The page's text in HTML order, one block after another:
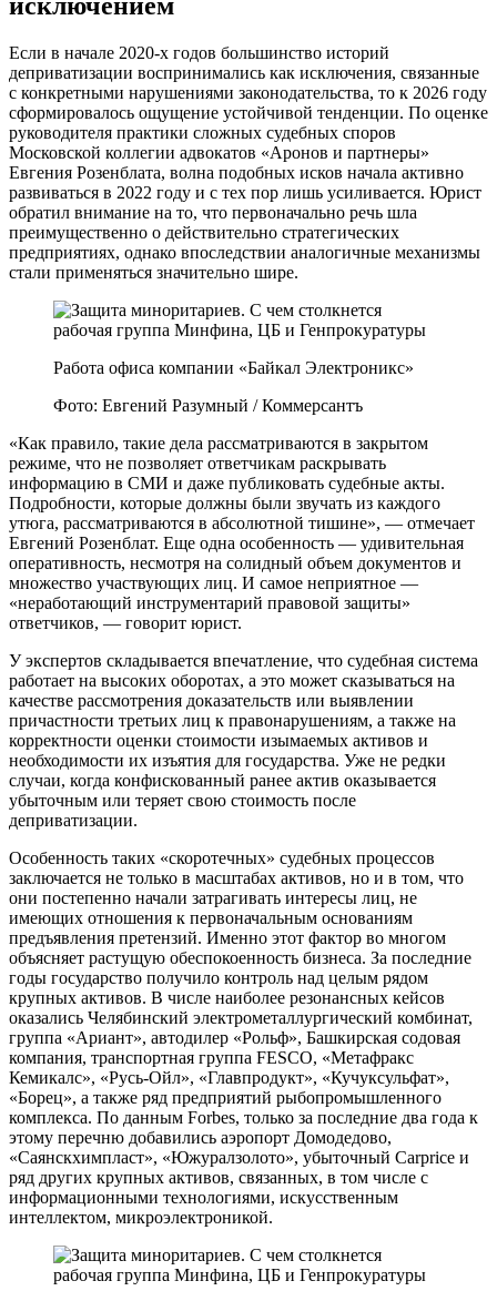
Если в начале 2020-х годов большинство историй
деприватизации воспринимались как исключения, связанные
с конкретными нарушениями законодательства, то к 2026 году
сформировалось ощущение устойчивой тенденции. По оценке
руководителя практики сложных судебных споров
Московской коллегии адвокатов «Аронов и партнеры»
Евгения Розенблата, волна подобных исков начала активно
развиваться в 2022 году и с тех пор лишь усиливается. Юрист
обратил внимание на то, что первоначально речь шла
преимущественно о действительно стратегических
предприятиях, однако впоследствии аналогичные механизмы
стали применяться значительно шире.
Работа офиса компании «Байкал Электроникс»
Фото: Евгений Разумный / Коммерсантъ
«Как правило, такие дела рассматриваются в закрытом
режиме, что не позволяет ответчикам раскрывать
информацию в СМИ и даже публиковать судебные акты.
Подробности, которые должны были звучать из каждого
утюга, рассматриваются в абсолютной тишине», — отмечает
Евгений Розенблат. Еще одна особенность — удивительная
оперативность, несмотря на солидный объем документов и
множество участвующих лиц. И самое неприятное —
«неработающий инструментарий правовой защиты»
ответчиков, — говорит юрист.
У экспертов складывается впечатление, что судебная система
работает на высоких оборотах, а это может сказываться на
качестве рассмотрения доказательств или выявлении
причастности третьих лиц к правонарушениям, а также на
корректности оценки стоимости изымаемых активов и
необходимости их изъятия для государства. Уже не редки
случаи, когда конфискованный ранее актив оказывается
убыточным или теряет свою стоимость после
деприватизации.
Особенность таких «скоротечных» судебных процессов
заключается не только в масштабах активов, но и в том, что
они постепенно начали затрагивать интересы лиц, не
имеющих отношения к первоначальным основаниям
предъявления претензий. Именно этот фактор во многом
объясняет растущую обеспокоенность бизнеса. За последние
годы государство получило контроль над целым рядом
крупных активов. В числе наиболее резонансных кейсов
оказались Челябинский электрометаллургический комбинат,
группа «Ариант», автодилер «Рольф», Башкирская содовая
компания, транспортная группа FESCO, «Метафракс
Кемикалс», «Русь-Ойл», «Главпродукт», «Кучуксульфат»,
«Борец», а также ряд предприятий рыбопромышленного
комплекса. По данным Forbes, только за последние два года к
этому перечню добавились аэропорт Домодедово,
«Саянскхимпласт», «Южуралзолото», убыточный Carprice и
ряд других крупных активов, связанных, в том числе с
информационными технологиями, искусственным
интеллектом, микроэлектроникой.